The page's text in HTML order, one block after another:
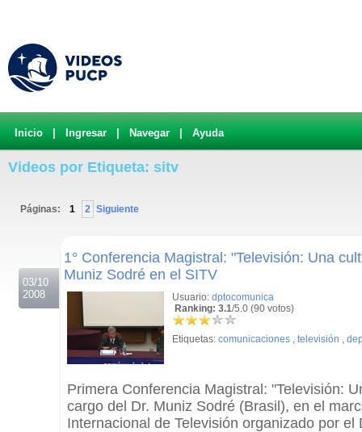
Inicio Ingresar Navegar Ayuda
Videos por Etiqueta: sitv
Páginas: 1 2 Siguiente
03/10
2008
1° Conferencia Magistral: "Televisión: Una
Muniz Sodré en el SITV
Usuario: dptocomunica
Ranking: 3.1/5.0 (90 votos)
Etiquetas: comunicaciones , televisión ,
Primera Conferencia Magistral: "Televisión:
cargo del Dr. Muniz Sodré (Brasil), en el
Internacional de Televisión organizado por el